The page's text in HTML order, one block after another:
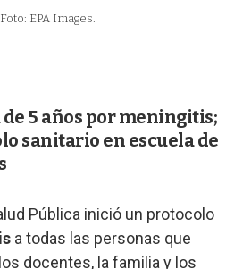
Foto: EPA Images.
5 años por meningitis;
sanitario en escuela de
Pública inició un protocolo
a todas las personas que
docentes, la familia y los